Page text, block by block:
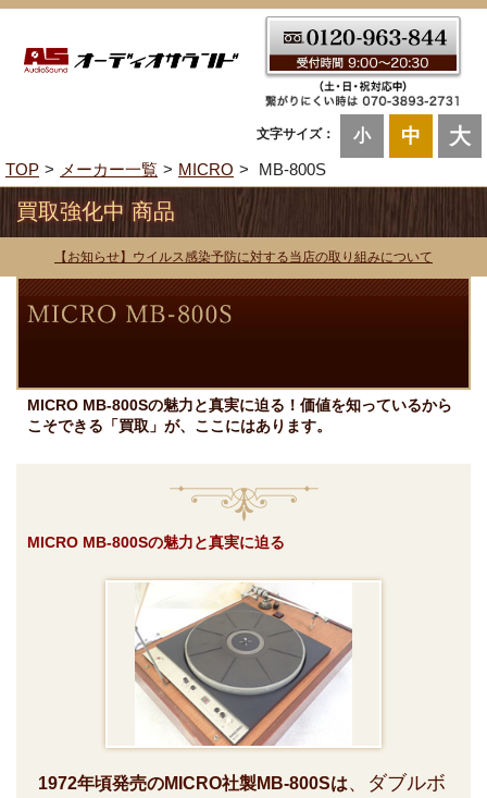
文字サイズ： 小 中 大
TOP メーカー一覧 MICRO MB-800S
買取強化中 商品
【お知らせ】ウイルス感染予防に対する当店の取り組みについて
MICRO MB-800Sの魅力と真実に迫る！価値を知っているから
こそできる「買取」が、ここにはあります。
MICRO MB-800Sの魅力と真実に迫る
1972年頃発売のMICRO社製MB-800Sは、ダブルボ